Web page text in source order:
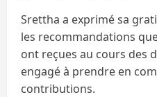
Srettha a exprimé sa
les recommandations
ont reçues au cours des
engagé à prendre en
contributions.